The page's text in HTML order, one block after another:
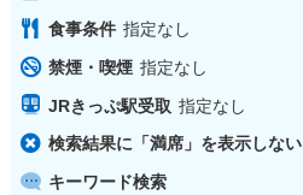
食事条件 指定なし
禁煙・喫煙 指定なし
JRきっぷ駅受取 指定なし
検索結果に「満席」を表示しない
キーワード検索